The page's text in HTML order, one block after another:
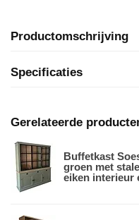
Productomschrijving
Specificaties
Gerelateerde
Buffetkast
groen met
eiken interieur